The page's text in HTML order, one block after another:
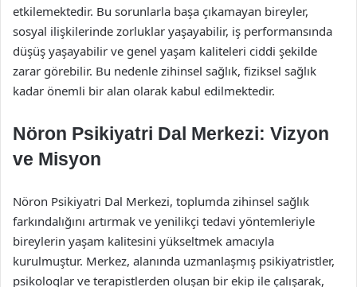
etkilemektedir. Bu sorunlarla başa çıkamayan bireyler,
sosyal ilişkilerinde zorluklar yaşayabilir, iş performansında
düşüş yaşayabilir ve genel yaşam kaliteleri ciddi şekilde
zarar görebilir. Bu nedenle zihinsel sağlık, fiziksel sağlık
kadar önemli bir alan olarak kabul edilmektedir.
Nöron Psikiyatri Dal Merkezi: Vizyon
ve Misyon
Nöron Psikiyatri Dal Merkezi, toplumda zihinsel sağlık
farkındalığını artırmak ve yenilikçi tedavi yöntemleriyle
bireylerin yaşam kalitesini yükseltmek amacıyla
kurulmuştur. Merkez, alanında uzmanlaşmış psikiyatristler,
psikologlar ve terapistlerden oluşan bir ekip ile çalışarak,